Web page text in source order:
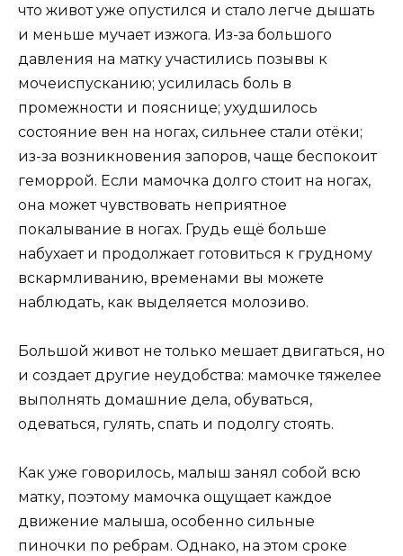
что живот уже опустился и стало легче дышать
и меньше мучает изжога. Из-за большого
давления на матку участились позывы к
мочеиспусканию; усилилась боль в
промежности и пояснице; ухудшилось
состояние вен на ногах, сильнее стали отёки;
из-за возникновения запоров, чаще беспокоит
геморрой. Если мамочка долго стоит на ногах,
она может чувствовать неприятное
покалывание в ногах. Грудь ещё больше
набухает и продолжает готовиться к грудному
вскармливанию, временами вы можете
наблюдать, как выделяется молозиво.
Большой живот не только мешает двигаться, но
и создает другие неудобства: мамочке тяжелее
выполнять домашние дела, обуваться,
одеваться, гулять, спать и подолгу стоять.
Как уже говорилось, малыш занял собой всю
матку, поэтому мамочка ощущает каждое
движение малыша, особенно сильные
пиночки по ребрам. Однако, на этом сроке